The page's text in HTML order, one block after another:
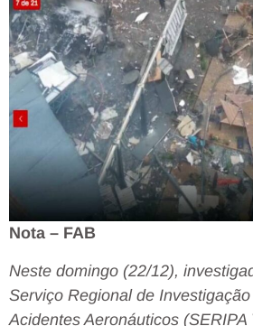
Nota – FAB
Neste domingo (22/12),
Serviço Regional de
Acidentes Aeronáuticos